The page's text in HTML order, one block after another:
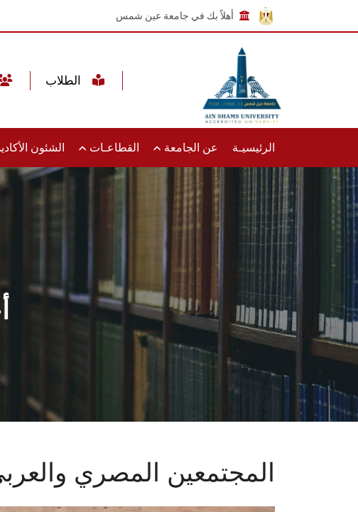
أهلاً بك في جامعة عين شمس
الرئيسيـة عن الجامعة القطاعـات الشئون
المجتمعين المصري